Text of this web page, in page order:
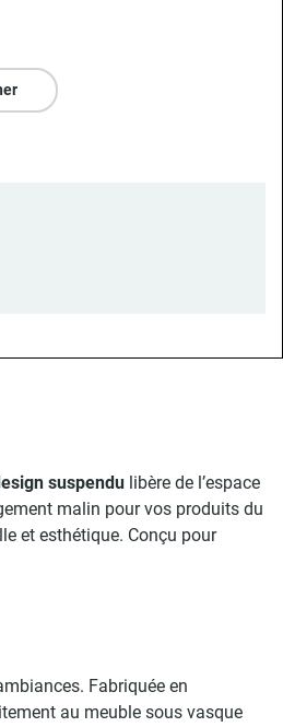
suspendu libère de l’espace
malin pour vos produits du
et esthétique. Conçu pour
Fabriquée en
au meuble sous vasque